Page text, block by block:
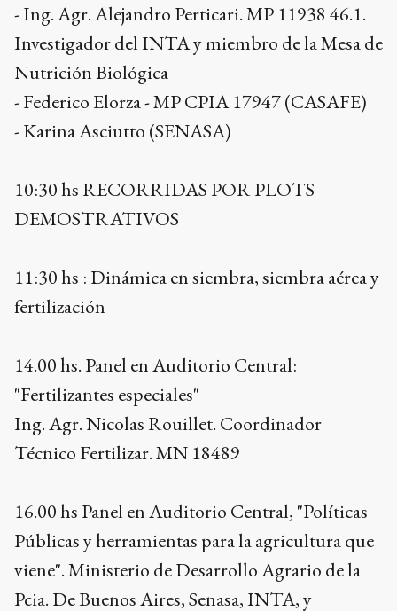
- Ing. Agr. Alejandro Perticari. MP 11938 46.1.
Investigador del INTA y miembro de la Mesa de
Nutrición Biológica
- Federico Elorza - MP CPIA 17947 (CASAFE)
- Karina Asciutto (SENASA)
10:30 hs RECORRIDAS POR PLOTS
DEMOSTRATIVOS
11:30 hs : Dinámica en siembra, siembra aérea y
fertilización
14.00 hs. Panel en Auditorio Central:
"Fertilizantes especiales"
Ing. Agr. Nicolas Rouillet. Coordinador
Técnico Fertilizar. MN 18489
16.00 hs Panel en Auditorio Central, "Políticas
Públicas y herramientas para la agricultura que
viene". Ministerio de Desarrollo Agrario de la
Pcia. De Buenos Aires, Senasa, INTA, y